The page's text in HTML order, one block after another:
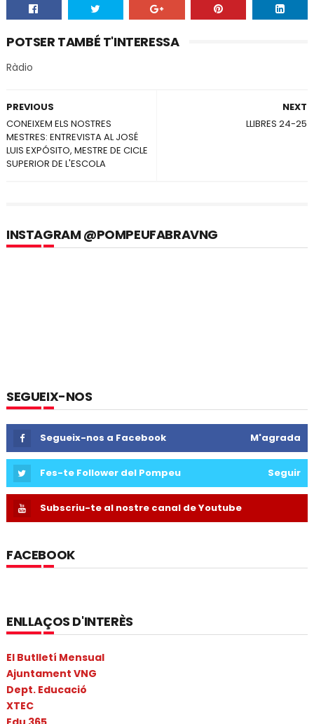
POTSER TAMBÉ T'INTERESSA
Ràdio
NEXT
LLIBRES 24-25
PREVIOUS
CONEIXEM ELS NOSTRES
MESTRES: ENTREVISTA AL JOSÉ
LUIS EXPÓSITO, MESTRE DE CICLE
SUPERIOR DE L'ESCOLA
INSTAGRAM @POMPEUFABRAVNG
SEGUEIX-NOS
Segueix-nos a Facebook M'agrada
Fes-te Follower del Pompeu Seguir
Subscriu-te al nostre canal de Youtube
FACEBOOK
ENLLAÇOS D'INTERÈS
El Butlletí Mensual
Ajuntament VNG
Dept. Educació
XTEC